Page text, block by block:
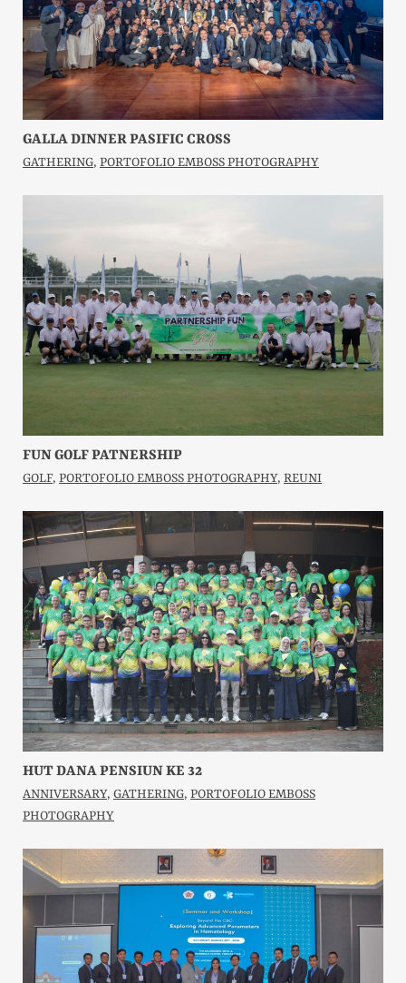
GALLA DINNER PASIFIC CROSS
GATHERING, PORTOFOLIO EMBOSS PHOTOGRAPHY
FUN GOLF PATNERSHIP
GOLF, PORTOFOLIO EMBOSS PHOTOGRAPHY, REUNI
HUT DANA PENSIUN KE 32
ANNIVERSARY, GATHERING, PORTOFOLIO EMBOSS
PHOTOGRAPHY